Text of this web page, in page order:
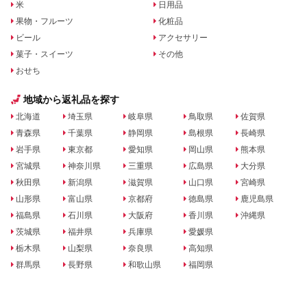
米
果物・フルーツ
ビール
菓子・スイーツ
おせち
日用品
化粧品
アクセサリー
その他
地域から返礼品を探す
北海道
青森県
岩手県
宮城県
秋田県
山形県
福島県
茨城県
栃木県
群馬県
埼玉県
千葉県
東京都
神奈川県
新潟県
富山県
石川県
福井県
山梨県
長野県
岐阜県
静岡県
愛知県
三重県
滋賀県
京都府
大阪府
兵庫県
奈良県
和歌山県
鳥取県
島根県
岡山県
広島県
山口県
徳島県
香川県
愛媛県
高知県
福岡県
佐賀県
長崎県
熊本県
大分県
宮崎県
鹿児島県
沖縄県